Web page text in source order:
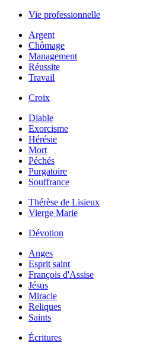
Vie professionnelle
Argent
Chômage
Management
Réussite
Travail
Croix
Diable
Exorcisme
Hérésie
Mort
Péchés
Purgatoire
Souffrance
Thérèse de Lisieux
Vierge Marie
Dévotion
Anges
Esprit saint
François d'Assise
Jésus
Miracle
Reliques
Saints
Écritures